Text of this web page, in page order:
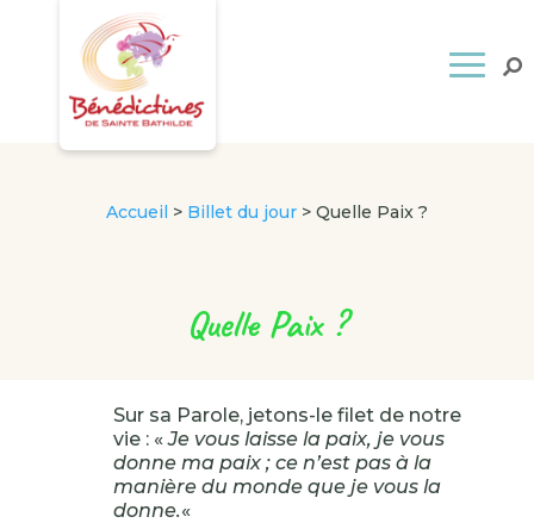
Accueil > Billet du jour> Quelle Paix ?
Quelle Paix ?
Sur sa Parole, jetons-le filet de notre
vie : «Je vous laisse la paix, je vous
donne ma paix ; ce n’est pas à la
manière du monde que je vous la
donne.«